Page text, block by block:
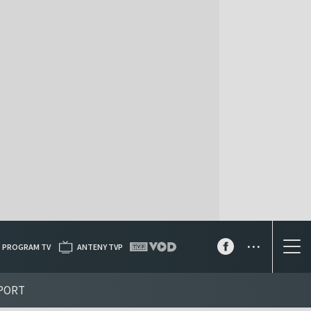
PROGRAM TV ANTENY TVP ...